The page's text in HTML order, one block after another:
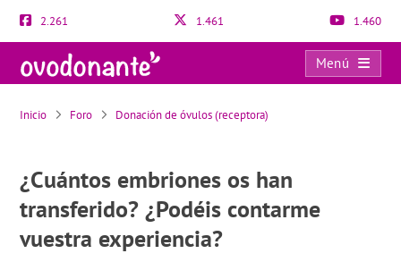
2.261 1.461 1.460
Menú
¿Cuántos embriones os han transferido? ¿Podéis contarme vuestra experiencia?
Inicio Foro Donación de óvulos (receptora)
¿Cuántos embriones os han
transferido? ¿Podéis contarme
vuestra experiencia?